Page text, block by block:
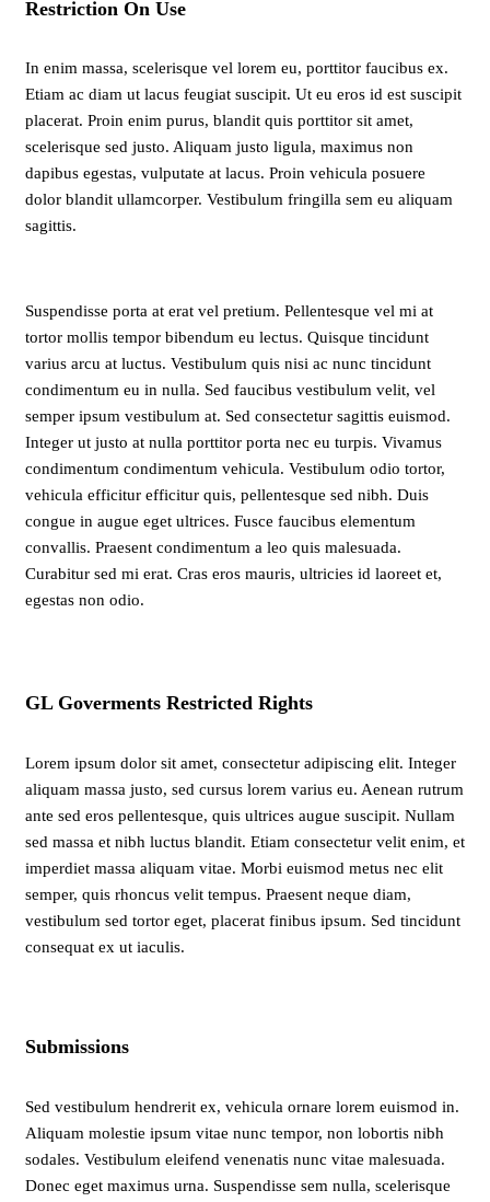
Restriction On Use
In enim massa, scelerisque vel lorem eu, porttitor faucibus ex.
Etiam ac diam ut lacus feugiat suscipit. Ut eu eros id est suscipit
placerat. Proin enim purus, blandit quis porttitor sit amet,
scelerisque sed justo. Aliquam justo ligula, maximus non
dapibus egestas, vulputate at lacus. Proin vehicula posuere
dolor blandit ullamcorper. Vestibulum fringilla sem eu aliquam
sagittis.
Suspendisse porta at erat vel pretium. Pellentesque vel mi at
tortor mollis tempor bibendum eu lectus. Quisque tincidunt
varius arcu at luctus. Vestibulum quis nisi ac nunc tincidunt
condimentum eu in nulla. Sed faucibus vestibulum velit, vel
semper ipsum vestibulum at. Sed consectetur sagittis euismod.
Integer ut justo at nulla porttitor porta nec eu turpis. Vivamus
condimentum condimentum vehicula. Vestibulum odio tortor,
vehicula efficitur efficitur quis, pellentesque sed nibh. Duis
congue in augue eget ultrices. Fusce faucibus elementum
convallis. Praesent condimentum a leo quis malesuada.
Curabitur sed mi erat. Cras eros mauris, ultricies id laoreet et,
egestas non odio.
GL Goverments Restricted Rights
Lorem ipsum dolor sit amet, consectetur adipiscing elit. Integer
aliquam massa justo, sed cursus lorem varius eu. Aenean rutrum
ante sed eros pellentesque, quis ultrices augue suscipit. Nullam
sed massa et nibh luctus blandit. Etiam consectetur velit enim, et
imperdiet massa aliquam vitae. Morbi euismod metus nec elit
semper, quis rhoncus velit tempus. Praesent neque diam,
vestibulum sed tortor eget, placerat finibus ipsum. Sed tincidunt
consequat ex ut iaculis.
Submissions
Sed vestibulum hendrerit ex, vehicula ornare lorem euismod in.
Aliquam molestie ipsum vitae nunc tempor, non lobortis nibh
sodales. Vestibulum eleifend venenatis nunc vitae malesuada.
Donec eget maximus urna. Suspendisse sem nulla, scelerisque